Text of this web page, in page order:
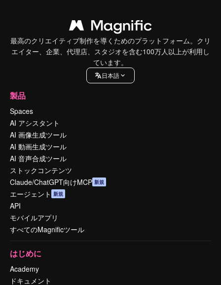
最高のクリエイティブ制作を導くためのプラットフォーム。クリ
エイター、企業、代理店、スタジオを含む100万人以上が利用し
ています。
日本語
製品
Spaces
AI アシスタント
AI 画像生成ツール
AI 動画生成ツール
AI 音声合成ツール
ストックコンテンツ
Claude/ChatGPT向けMCP 新規
エージェント 新規
API
モバイルアプリ
すべてのMagnificツール
はじめに
Academy
ドキュメント